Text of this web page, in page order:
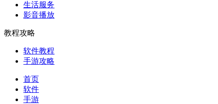
生活服务
影音播放
教程攻略
软件教程
手游攻略
首页
软件
手游